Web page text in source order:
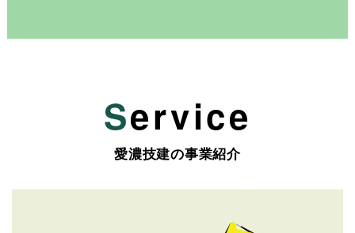
Service
愛濃技建の事業紹介